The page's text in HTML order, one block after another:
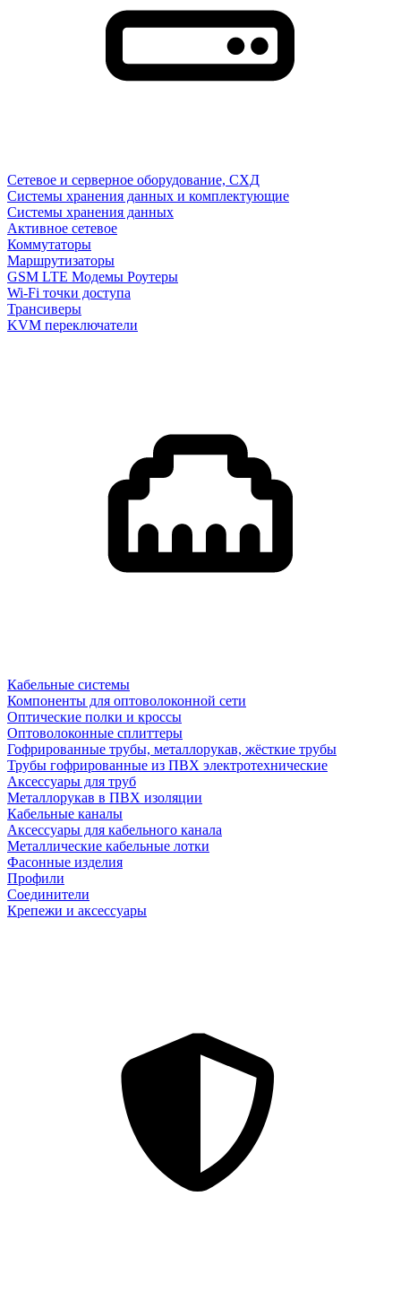
Сетевое и серверное оборудование, СХД
Системы хранения данных и комплектующие
Системы хранения данных
Активное сетевое
Коммутаторы
Маршрутизаторы
GSM LTE Модемы Роутеры
Wi-Fi точки доступа
Трансиверы
KVM переключатели
Кабельные системы
Компоненты для оптоволоконной сети
Оптические полки и кроссы
Оптоволоконные сплиттеры
Гофрированные трубы, металлорукав, жёсткие трубы
Трубы гофрированные из ПВХ электротехнические
Аксессуары для труб
Металлорукав в ПВХ изоляции
Кабельные каналы
Аксессуары для кабельного канала
Металлические кабельные лотки
Фасонные изделия
Профили
Соединители
Крепежи и аксессуары